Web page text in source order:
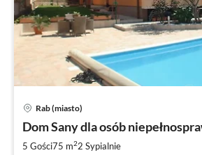
Rab (miasto)
Dom Sany dla osób
5 Gości75 m22 Sypialnie